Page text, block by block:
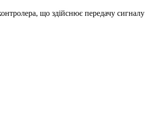
що здійснює передачу